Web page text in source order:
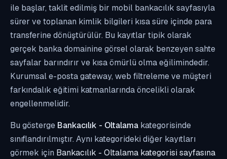
ile başlar, taklit edilmiş bir mobil bankacılık sayfasıyla
sürer ve toplanan kimlik bilgileri kısa süre içinde para
transferine dönüştürülür. Bu kayıtlar tipik olarak
gerçek banka domainine görsel olarak benzeyen sahte
sayfalar barındırır ve kısa ömürlü olma eğilimindedir.
Kurumsal e-posta gateway, web filtreleme ve müşteri
farkındalık eğitimi katmanlarında öncelikli olarak
engellenmelidir.
Bu gösterge Bankacılık - Oltalama kategorisinde
sınıflandırılmıştır. Aynı kategorideki diğer kayıtları
görmek için Bankacılık - Oltalama kategorisi sayfasına